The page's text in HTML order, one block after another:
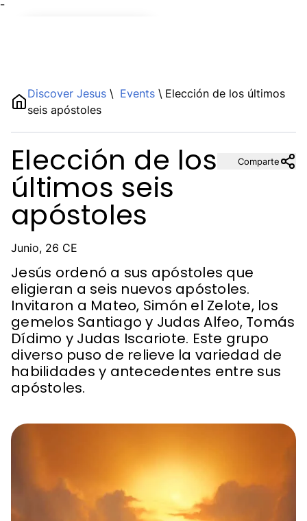
¯
Discover Jesus \ Events \ Elección de los últimos
seis apóstoles
Elección de los
últimos seis
apóstoles
Junio, 26 CE
Jesús ordenó a sus apóstoles que
eligieran a seis nuevos apóstoles.
Invitaron a Mateo, Simón el Zelote, los
gemelos Santiago y Judas Alfeo, Tomás
Dídimo y Judas Iscariote. Este grupo
diverso puso de relieve la variedad de
habilidades y antecedentes entre sus
apóstoles.
Comparte
Description